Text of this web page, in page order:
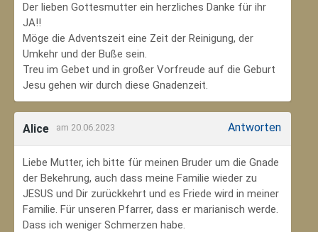
Der lieben Gottesmutter ein herzliches Danke für ihr
JA!!
Möge die Adventszeit eine Zeit der Reinigung, der
Umkehr und der Buße sein.
Treu im Gebet und in großer Vorfreude auf die Geburt
Jesu gehen wir durch diese Gnadenzeit.
Alice am 20.06.2023 Antworten
Liebe Mutter, ich bitte für meinen Bruder um die Gnade
der Bekehrung, auch dass meine Familie wieder zu
JESUS und Dir zurückkehrt und es Friede wird in meiner
Familie. Für unseren Pfarrer, dass er marianisch werde.
Dass ich weniger Schmerzen habe.